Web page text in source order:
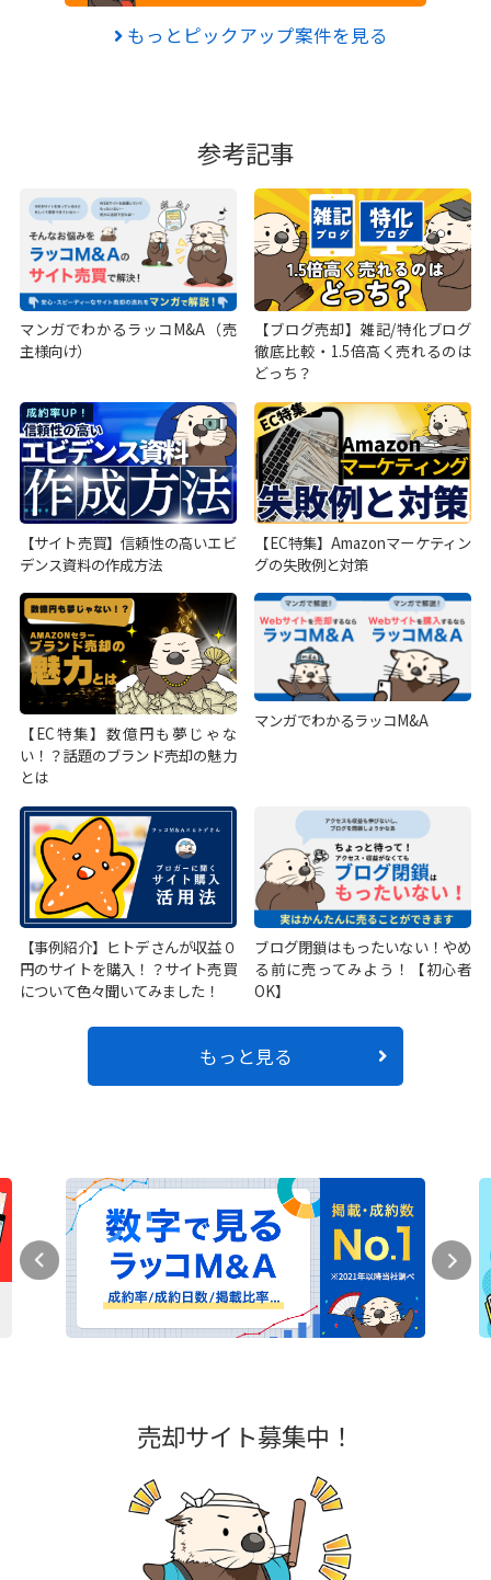
もっとピックアップ案件を見る
参考記事
マンガでわかるラッコM&A（売
主様向け）
【ブログ売却】雑記/特化ブログ
徹底比較・1.5倍高く売れるのは
どっち？
【サイト売買】信頼性の高いエビ
デンス資料の作成方法
【EC特集】Amazonマーケティン
グの失敗例と対策
【EC特集】数億円も夢じゃな
い！？話題のブランド売却の魅力
とは
マンガでわかるラッコM&A
【事例紹介】ヒトデさんが収益０
円のサイトを購入！？サイト売買
について色々聞いてみました！
ブログ閉鎖はもったいない！やめ
る前に売ってみよう！【初心者
OK】
もっと見る
売却サイト募集中！